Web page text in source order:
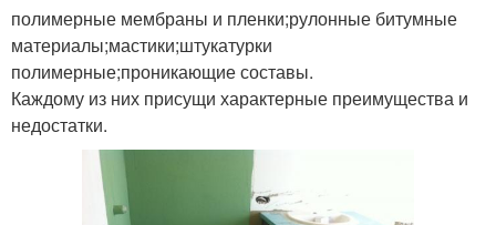
полимерные мембраны и пленки;рулонные битумные
материалы;мастики;штукатурки
полимерные;проникающие составы.
Каждому из них присущи характерные преимущества и
недостатки.